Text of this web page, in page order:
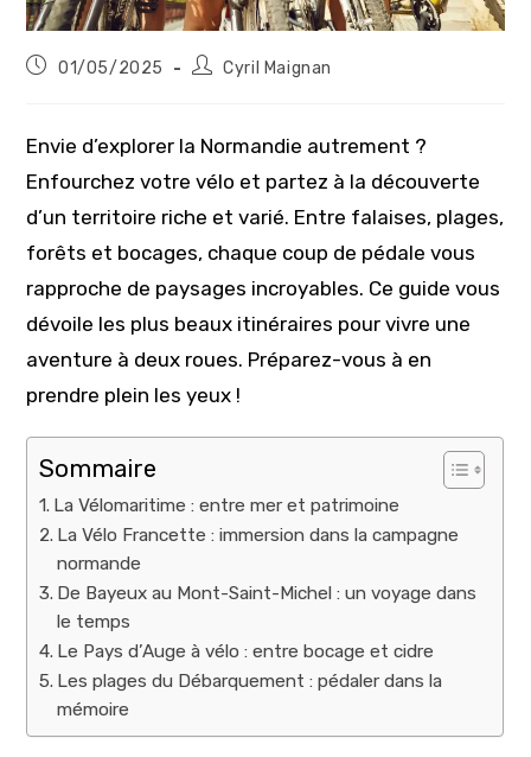
Publication
01/05/2025
Auteur/autrice
Cyril Maignan
Envie d’explorer la Normandie autrement ?
Enfourchez votre vélo et partez à la découverte
d’un territoire riche et varié. Entre falaises, plages,
forêts et bocages, chaque coup de pédale vous
rapproche de paysages incroyables. Ce guide vous
dévoile les plus beaux itinéraires pour vivre une
aventure à deux roues. Préparez-vous à en
prendre plein les yeux !
Sommaire
La Vélomaritime : entre mer et patrimoine
La Vélo Francette : immersion dans la campagne
normande
De Bayeux au Mont-Saint-Michel : un voyage dans
le temps
Le Pays d’Auge à vélo : entre bocage et cidre
Les plages du Débarquement : pédaler dans la
mémoire